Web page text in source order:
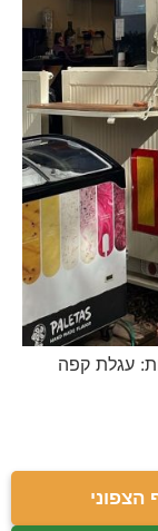
הצפוני